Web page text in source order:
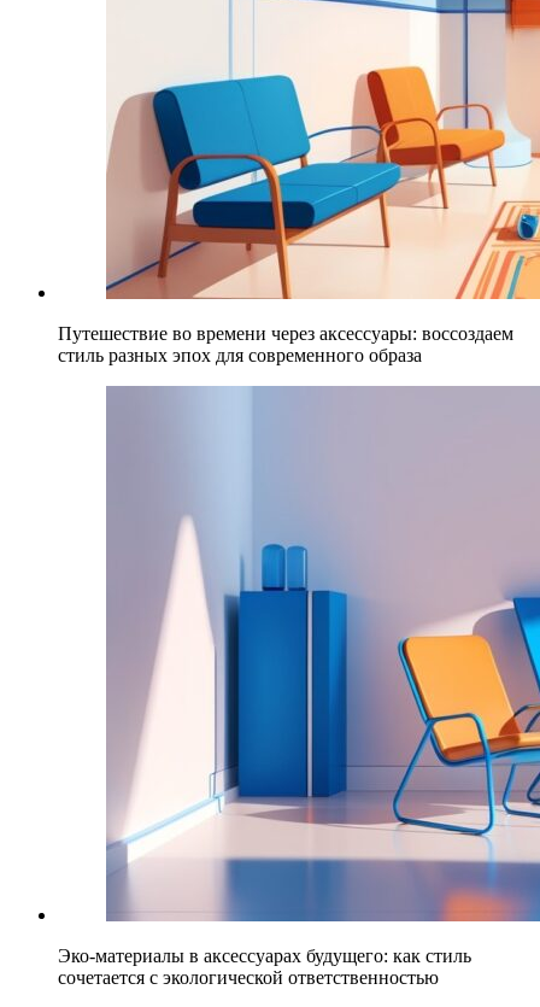
Путешествие во времени через аксессуары: воссоздаем
стиль разных эпох для современного образа
Эко-материалы в аксессуарах будущего: как стиль
сочетается с экологической ответственностью